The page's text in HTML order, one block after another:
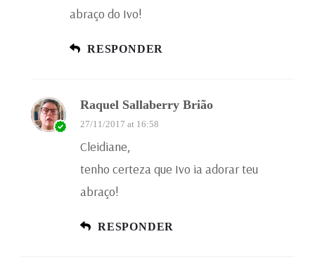
abraço do Ivo!
RESPONDER
Raquel Sallaberry Brião
27/11/2017 at 16:58
Cleidiane,
tenho certeza que Ivo ia adorar teu
abraço!
RESPONDER